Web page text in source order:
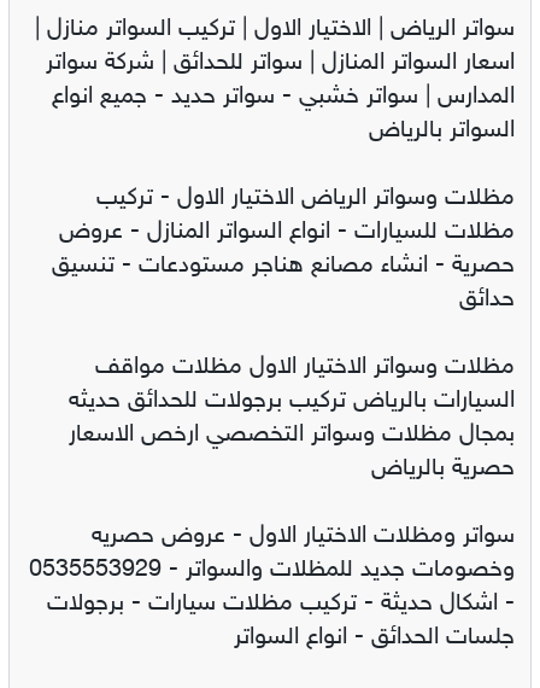
سواتر الرياض | الاختيار الاول | تركيب السواتر منازل |
اسعار السواتر المنازل | سواتر للحدائق | شركة سواتر
المدارس | سواتر خشبي - سواتر حديد - جميع انواع
السواتر بالرياض
مظلات وسواتر الرياض الاختيار الاول - تركيب
مظلات للسيارات - انواع السواتر المنازل - عروض
حصرية - انشاء مصانع هناجر مستودعات - تنسيق
حدائق
مظلات وسواتر الاختيار الاول مظلات مواقف
السيارات بالرياض تركيب برجولات للحدائق حديثه
بمجال مظلات وسواتر التخصصي ارخص الاسعار
حصرية بالرياض
سواتر ومظلات الاختيار الاول - عروض حصريه
وخصومات جديد للمظلات والسواتر - 0535553929
- اشكال حديثة - تركيب مظلات سيارات - برجولات
جلسات الحدائق - انواع السواتر